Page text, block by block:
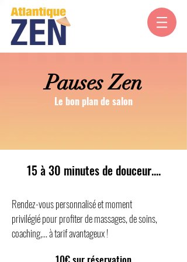
Pauses Zen
Le bon plan de salon
15 à 30 minutes de douceur....
Rendez-vous personnalisé et moment
privilégiépour profiter de massages, de soins,
coaching,... à tarif avantageux !